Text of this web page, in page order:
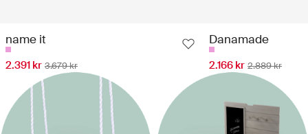
name it
2.391 kr 3.679 kr
Danamade
2.166 kr 2.889 kr